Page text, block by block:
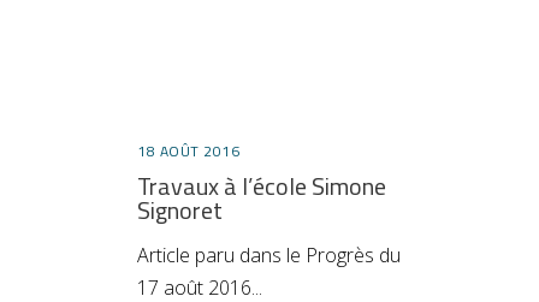
18 AOÛT 2016
Travaux à l’école Simone
Signoret
Article paru dans le Progrès du
17 août 2016